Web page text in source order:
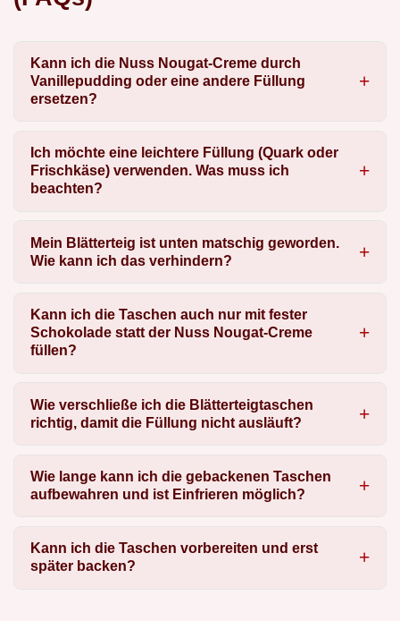
Kann ich die Nuss Nougat-Creme durch
Vanillepudding oder eine andere Füllung
ersetzen?
Ich möchte eine leichtere Füllung (Quark oder
Frischkäse) verwenden. Was muss ich
beachten?
Mein Blätterteig ist unten matschig geworden.
Wie kann ich das verhindern?
Kann ich die Taschen auch nur mit fester
Schokolade statt der Nuss Nougat-Creme
füllen?
Wie verschließe ich die Blätterteigtaschen
richtig, damit die Füllung nicht ausläuft?
Wie lange kann ich die gebackenen Taschen
aufbewahren und ist Einfrieren möglich?
Kann ich die Taschen vorbereiten und erst
später backen?